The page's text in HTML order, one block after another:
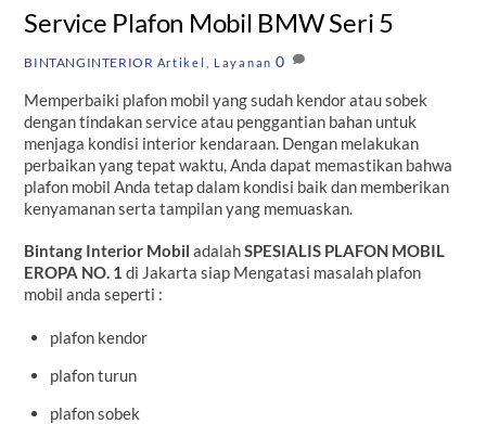
Service Plafon Mobil BMW Seri 5
BINTANGINTERIOR Artikel Layanan 0
Memperbaiki plafon mobil yang sudah kendor atau sobek
dengan tindakan service atau penggantian bahan untuk
menjaga kondisi interior kendaraan. Dengan melakukan
perbaikan yang tepat waktu, Anda dapat memastikan bahwa
plafon mobil Anda tetap dalam kondisi baik dan memberikan
kenyamanan serta tampilan yang memuaskan.
Bintang Interior Mobil adalahSPESIALIS PLAFON MOBIL
EROPA NO. 1 di Jakarta siap Mengatasi masalah plafon
mobil anda seperti :
plafon kendor
plafon turun
plafon sobek